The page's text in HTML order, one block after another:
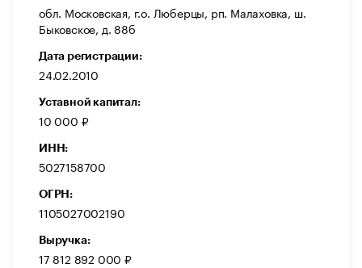
обл. Московская, г.о. Люберцы, рп. Малаховка, ш.
Быковское, д. 88б
Дата регистрации:
24.02.2010
Уставной капитал:
10 000 ₽
ИНН:
5027158700
ОГРН:
1105027002190
Выручка:
17 812 892 000 ₽